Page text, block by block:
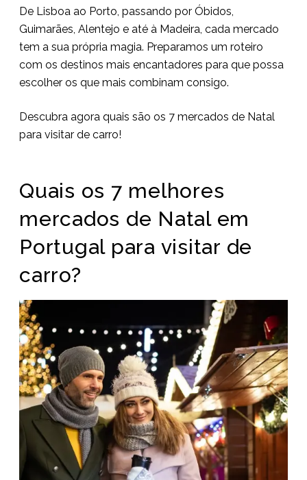
De Lisboa ao Porto, passando por Óbidos,
Guimarães, Alentejo e até à Madeira, cada mercado
tem a sua própria magia. Preparamos um roteiro
com os destinos mais encantadores para que possa
escolher os que mais combinam consigo.
Descubra agora quais são os 7 mercados de Natal
para visitar de carro!
Quais os 7 melhores
mercados de Natal em
Portugal para visitar de
carro?